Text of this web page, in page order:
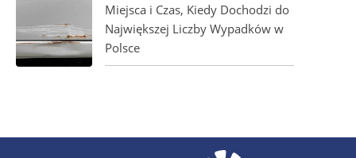
Miejsca i Czas, Kiedy Dochodzi do
Największej Liczby Wypadków w
Polsce